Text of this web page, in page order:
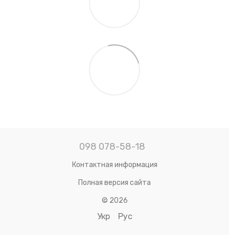
098 078-58-18
Контактная информация
Полная версия сайта
© 2026
Укр Рус